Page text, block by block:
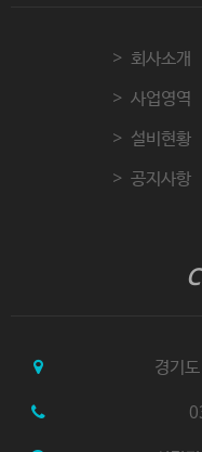
회사소개
사업영역
설비현황
공지사항
경기